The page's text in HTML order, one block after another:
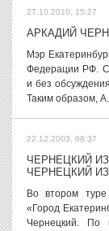
27.10.2010, 15:27
АРКАДИЙ
Мэр
Федерации РФ.
и без
Таким образом,
22.12.2003, 08:37
ЧЕРНЕЦКИЙ
ЧЕРНЕЦКИЙ
Во втором туре
«Город
Чернецкий. По